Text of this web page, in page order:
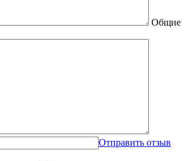
Общие
Отправить отзыв